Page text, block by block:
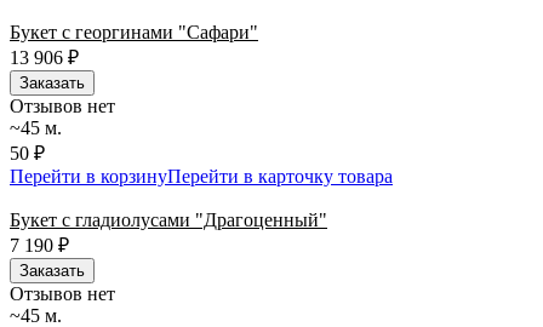
Букет с георгинами "Сафари"
13 906 ₽
Заказать
Отзывов нет
~45 м.
50 ₽
Перейти в корзинуПерейти в карточку товара
Букет с гладиолусами "Драгоценный"
7 190 ₽
Заказать
Отзывов нет
~45 м.